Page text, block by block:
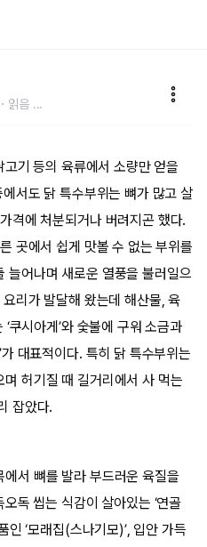
읽음 ...
고기 등의 육류에서 소량만 얻을
서도 닭 특수부위는 뼈가 많고 살
격에 처분되거나 버려지곤 했다.
곳에서 쉽게 맛볼 수 없는 부위를
늘어나며 새로운 열풍을 불러일으
리가 발달해 왔는데 해산물, 육
쿠시아게’와 숯불에 구워 소금과
대표적이다. 특히 닭 특수부위는
허기질 때 길거리에서 사 먹는
잡았다.
서 뼈를 발라 부드러운 육질을
독 씹는 식감이 살아있는 ‘연골
인 ‘모래집(스나기모)’, 입안 가득